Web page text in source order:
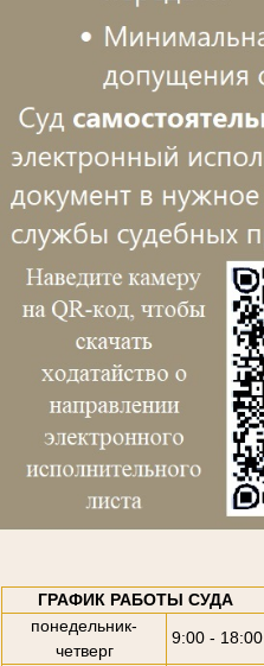
ГРАФИК РАБОТЫ СУДА
понедельник-
четверг
9:00 - 18:00